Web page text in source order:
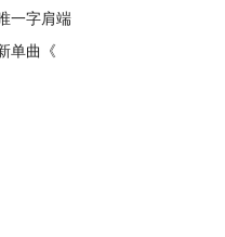
一字肩端
单曲《